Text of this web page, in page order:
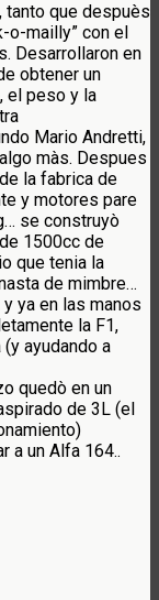
tanto que despuès
o-mailly” con el
Desarrollaron en
obtener un
el peso y la
Mario Andretti,
màs. Despues
la fabrica de
y motores pare
se construyò
1500cc de
que tenia la
de mimbre…
ya en las manos
la F1,
ayudando a
quedò en un
de 3L (el
a un Alfa 164..